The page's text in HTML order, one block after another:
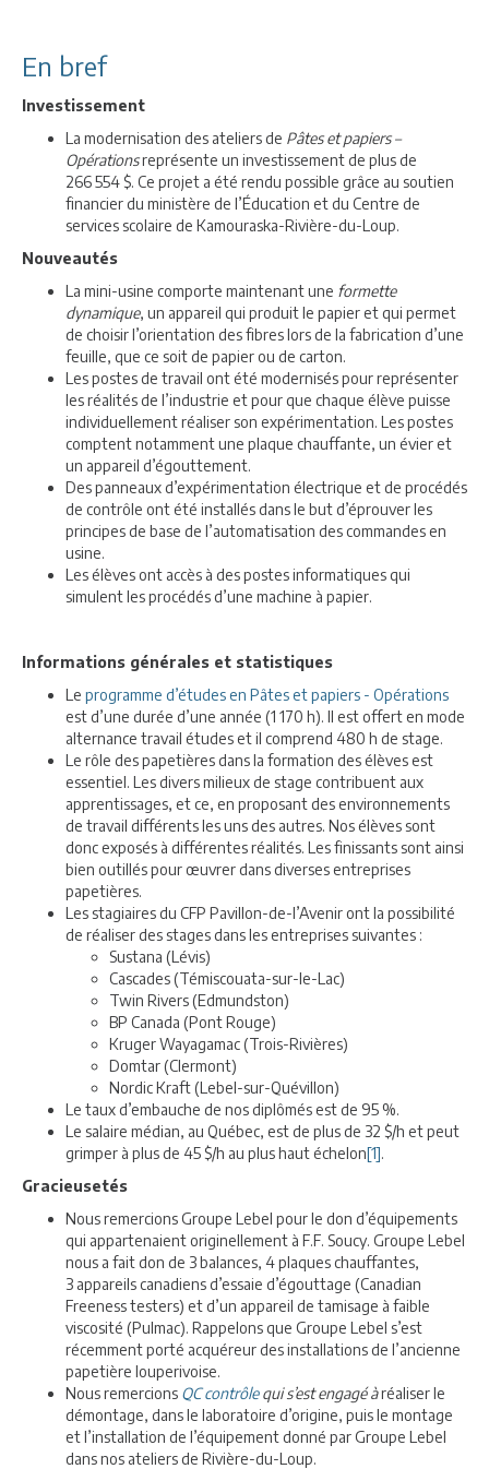
En bref
Investissement
La modernisation des ateliers de Pâtes et papiers –
Opérationsreprésente un investissement de plus de
266 554 $. Ce projet a été rendu possible grâce au soutien
financier du ministère de l’Éducation et du Centre de
services scolaire de Kamouraska-Rivière-du-Loup.
Nouveautés
La mini-usine comporte maintenant une formette
dynamique, un appareil qui produit le papier et qui permet
de choisir l’orientation des fibres lors de la fabrication d’une
feuille, que ce soit de papier ou de carton.
Les postes de travail ont été modernisés pour représenter
les réalités de l’industrie et pour que chaque élève puisse
individuellement réaliser son expérimentation. Les postes
comptent notamment une plaque chauffante, un évier et
un appareil d’égouttement.
Des panneaux d’expérimentation électrique et de procédés
de contrôle ont été installés dans le but d’éprouver les
principes de base de l’automatisation des commandes en
usine.
Les élèves ont accès à des postes informatiques qui
simulent les procédés d’une machine à papier.
Informations générales et statistiques
Le programme d’études en Pâtes et papiers - Opérations
est d’une durée d’une année (1 170 h). Il est offert en mode
alternance travail études et il comprend 480 h de stage.
Le rôle des papetières dans la formation des élèves est
essentiel. Les divers milieux de stage contribuent aux
apprentissages, et ce, en proposant des environnements
de travail différents les uns des autres. Nos élèves sont
donc exposés à différentes réalités. Les finissants sont ainsi
bien outillés pour œuvrer dans diverses entreprises
papetières.
Les stagiaires du CFP Pavillon-de-l’Avenir ont la possibilité
de réaliser des stages dans les entreprises suivantes :
Sustana (Lévis)
Cascades (Témiscouata-sur-le-Lac)
Twin Rivers (Edmundston)
BP Canada (Pont Rouge)
Kruger Wayagamac (Trois-Rivières)
Domtar (Clermont)
Nordic Kraft (Lebel-sur-Quévillon)
Le taux d’embauche de nos diplômés est de 95 %.
Le salaire médian, au Québec, est de plus de 32 $/h et peut
grimper à plus de 45 $/h au plus haut échelon[1].
Gracieusetés
Nous remercions Groupe Lebel pour le don d’équipements
qui appartenaient originellement à F.F. Soucy. Groupe Lebel
nous a fait don de 3 balances, 4 plaques chauffantes,
3 appareils canadiens d’essaie d’égouttage (Canadian
Freeness testers) et d’un appareil de tamisage à faible
viscosité (Pulmac). Rappelons que Groupe Lebel s’est
récemment porté acquéreur des installations de l’ancienne
papetière louperivoise.
Nous remercions QC contrôle qui s’est engagé àréaliser le
démontage, dans le laboratoire d’origine, puis le montage
et l’installation de l’équipement donné par Groupe Lebel
dans nos ateliers de Rivière-du-Loup.